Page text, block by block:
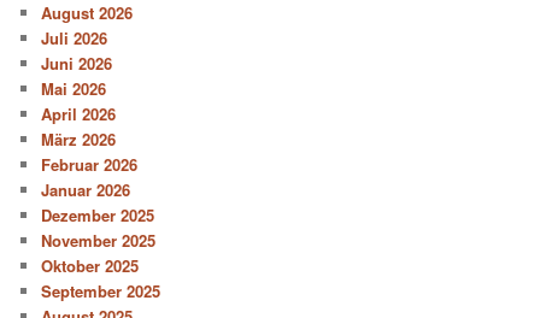
August 2026
Juli 2026
Juni 2026
Mai 2026
April 2026
März 2026
Februar 2026
Januar 2026
Dezember 2025
November 2025
Oktober 2025
September 2025